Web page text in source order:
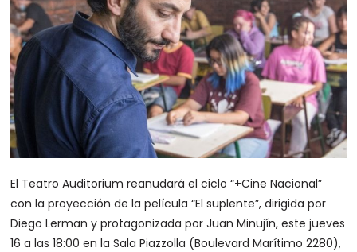
El Teatro Auditorium reanudará el ciclo “+Cine Nacional”
con la proyección de la película “El suplente”, dirigida por
Diego Lerman y protagonizada por Juan Minujín, este jueves
16 a las 18:00 en la Sala Piazzolla (Boulevard Marítimo 2280),